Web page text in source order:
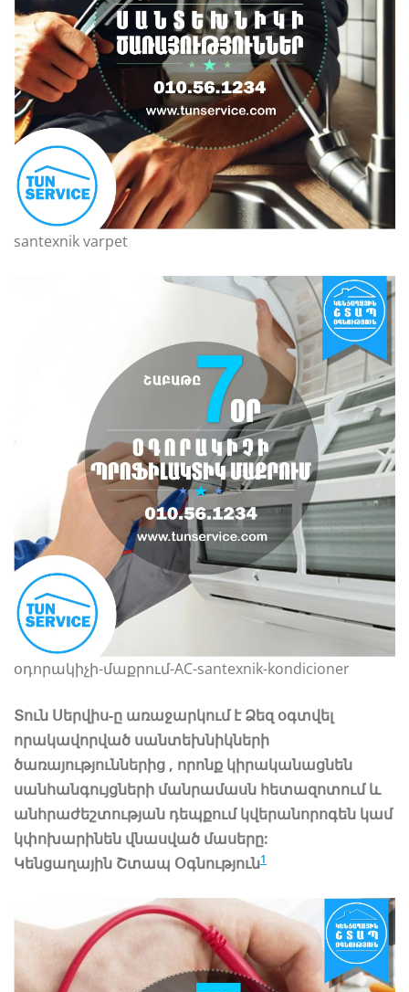
santexnik varpet
օդորակիչի-մաքրում-AC-santexnik-kondicioner
Տուն Սերվիս-ը առաջարկում է Ձեզ օգտվել
որակավորված սանտեխնիկների
ծառայություններից , որոնք կիրականացնեն
սանհանգույցների մանրամասն հետազոտում և
անհրաժեշտության դեպքում կվերանորոգեն կամ
կփոխարինեն վնասված մասերը:
Կենցաղային Շտապ Օգնություն1